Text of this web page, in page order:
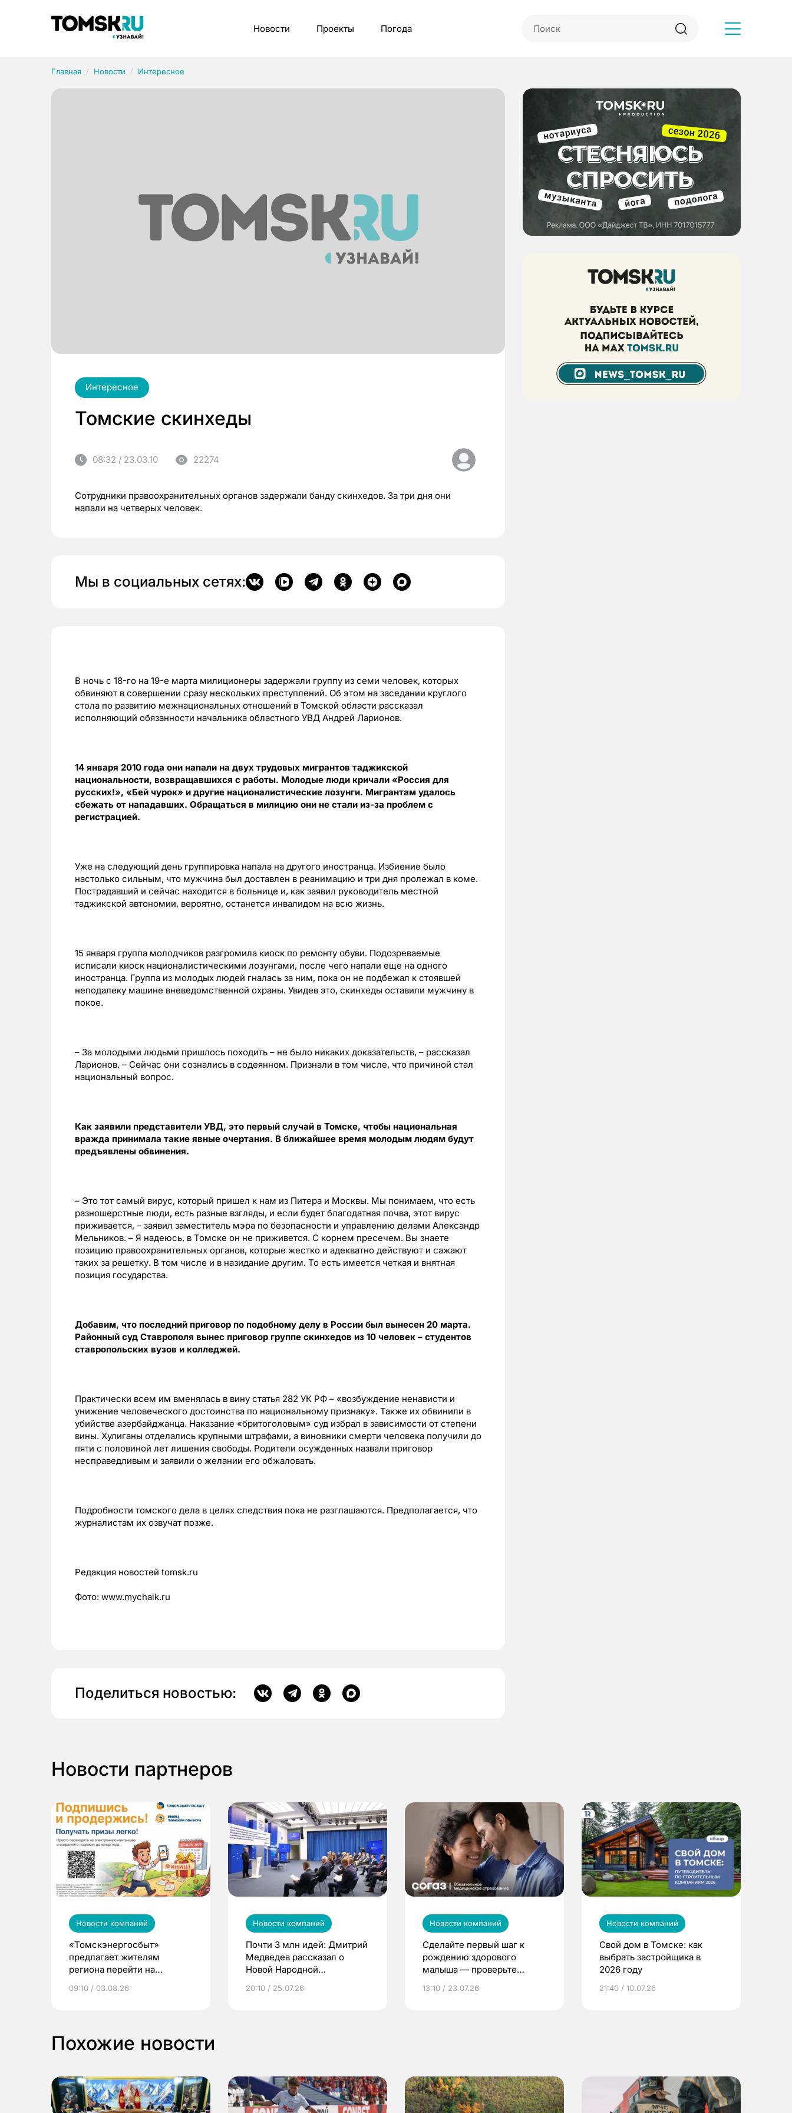
Новости Проекты Погода
Главная Новости Интересное
Интересное
Томские скинхеды
08:32 / 23.03.10 22274
Сотрудники правоохранительных органов задержали банду скинхедов. За три дня они
напали на четверых человек.
Мы в социальных сетях:
В ночь с 18-го на 19-е марта милиционеры задержали группу из семи человек, которых
обвиняют в совершении сразу нескольких преступлений. Об этом на заседании круглого
стола по развитию межнациональных отношений в Томской области рассказал
исполняющий обязанности начальника областного УВД Андрей Ларионов.
14 января 2010 года они напали на двух трудовых мигрантов таджикской
национальности, возвращавшихся с работы. Молодые люди кричали «Россия для
русских!», «Бей чурок» и другие националистические лозунги. Мигрантам удалось
сбежать от нападавших. Обращаться в милицию они не стали из-за проблем с
регистрацией.
Уже на следующий день группировка напала на другого иностранца. Избиение было
настолько сильным, что мужчина был доставлен в реанимацию и три дня пролежал в коме.
Пострадавший и сейчас находится в больнице и, как заявил руководитель местной
таджикской автономии, вероятно, останется инвалидом на всю жизнь.
15 января группа молодчиков разгромила киоск по ремонту обуви. Подозреваемые
исписали киоск националистическими лозунгами, после чего напали еще на одного
иностранца. Группа из молодых людей гналась за ним, пока он не подбежал к стоявшей
неподалеку машине вневедомственной охраны. Увидев это, скинхеды оставили мужчину в
покое.
– За молодыми людьми пришлось походить – не было никаких доказательств, – рассказал
Ларионов. – Сейчас они сознались в содеянном. Признали в том числе, что причиной стал
национальный вопрос.
Как заявили представители УВД, это первый случай в Томске, чтобы национальная
вражда принимала такие явные очертания. В ближайшее время молодым людям будут
предъявлены обвинения.
– Это тот самый вирус, который пришел к нам из Питера и Москвы. Мы понимаем, что есть
разношерстные люди, есть разные взгляды, и если будет благодатная почва, этот вирус
приживается, – заявил заместитель мэра по безопасности и управлению делами Александр
Мельников. – Я надеюсь, в Томске он не приживется. С корнем пресечем. Вы знаете
позицию правоохранительных органов, которые жестко и адекватно действуют и сажают
таких за решетку. В том числе и в назидание другим. То есть имеется четкая и внятная
позиция государства.
Добавим, что последний приговор по подобному делу в России был вынесен 20 марта.
Районный суд Ставрополя вынес приговор группе скинхедов из 10 человек – студентов
ставропольских вузов и колледжей.
Практически всем им вменялась в вину статья 282 УК РФ – «возбуждение ненависти и
унижение человеческого достоинства по национальному признаку». Также их обвинили в
убийстве азербайджанца. Наказание «бритоголовым» суд избрал в зависимости от степени
вины. Хулиганы отделались крупными штрафами, а виновники смерти человека получили до
пяти с половиной лет лишения свободы. Родители осужденных назвали приговор
несправедливым и заявили о желании его обжаловать.
Подробности томского дела в целях следствия пока не разглашаются. Предполагается, что
журналистам их озвучат позже.
Редакция новостей tomsk.ru
Фото: www.mychaik.ru
Поделиться новостью:
Новости партнеров
Новости компаний
«Томскэнергосбыт»
предлагает жителям
региона перейти на
выиграть призы
09:10 / 03.08.26
Новости компаний
Почти 3 млн идей: Дмитрий
Медведев рассказал о
Новой Народной
20:10 / 25.07.26
Новости компаний
Сделайте первый шаг к
рождению здорового
малыша — проверьте
по ОМС!
13:10 / 23.07.26
Новости компаний
Свой дом в Томске: как
выбрать застройщика в
2026 году
21:40 / 10.07.26
Похожие новости
Рубрики